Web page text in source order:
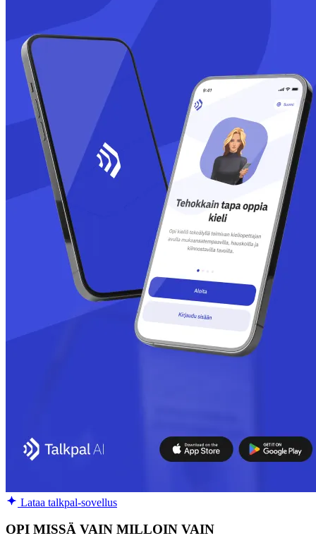
Lataa talkpal-sovellus
OPI MISSÄ VAIN MILLOIN VAIN